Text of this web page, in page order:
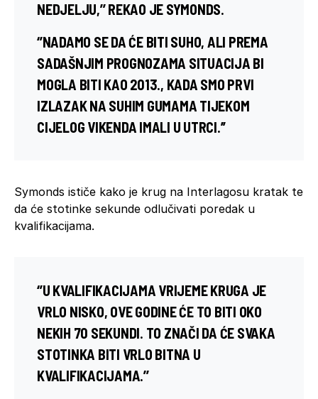
NEDJELJU,’’ REKAO JE SYMONDS.
‘’NADAMO SE DA ĆE BITI SUHO, ALI PREMA
SADAŠNJIM PROGNOZAMA SITUACIJA BI
MOGLA BITI KAO 2013., KADA SMO PRVI
IZLAZAK NA SUHIM GUMAMA TIJEKOM
CIJELOG VIKENDA IMALI U UTRCI.’’
Symonds ističe kako je krug na Interlagosu kratak te
da će stotinke sekunde odlučivati poredak u
kvalifikacijama.
‘’U KVALIFIKACIJAMA VRIJEME KRUGA JE
VRLO NISKO, OVE GODINE ĆE TO BITI OKO
NEKIH 70 SEKUNDI. TO ZNAČI DA ĆE SVAKA
STOTINKA BITI VRLO BITNA U
KVALIFIKACIJAMA.’’